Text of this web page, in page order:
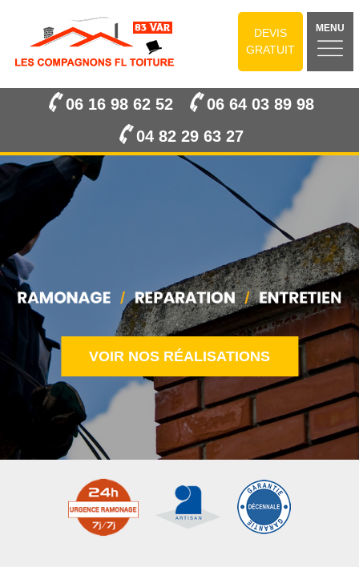
DEVIS
GRATUIT
MENU
06 16 98 62 52
06 64 03 89 98
04 82 29 63 27
VOIR NOS RÉALISATIONS